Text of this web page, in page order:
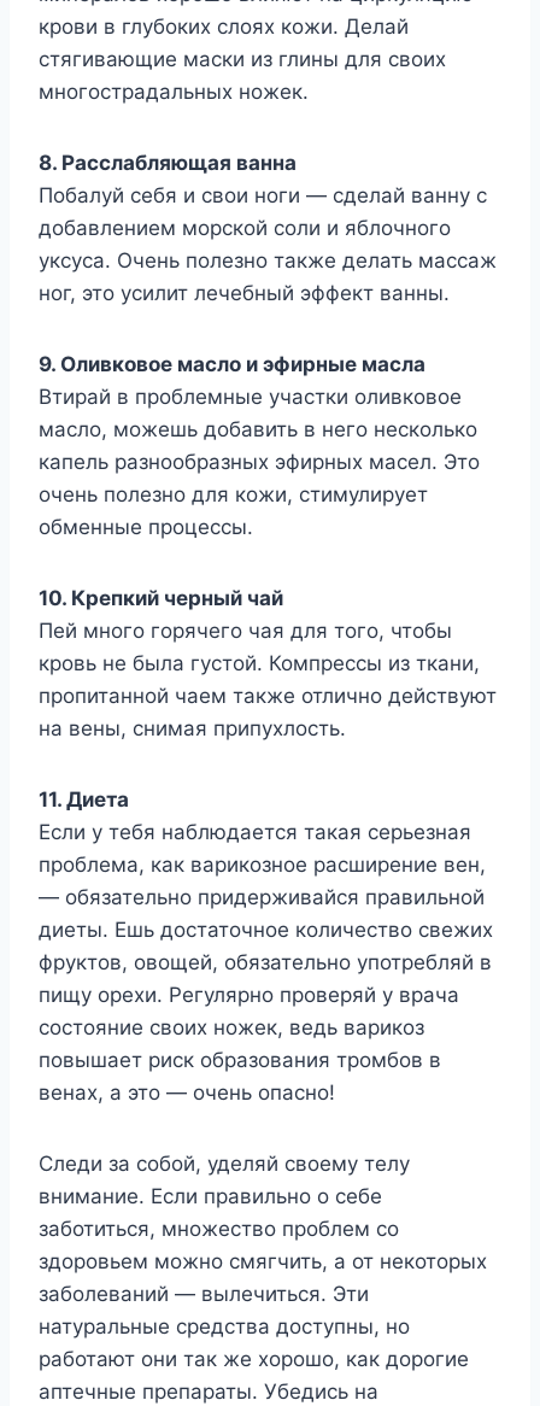
крови в глубоких слоях кожи. Делай
стягивающие маски из глины для своих
многострадальных ножек.
8. Расслабляющая ванна
Побалуй себя и свои ноги — сделай ванну с
добавлением морской соли и яблочного
уксуса. Очень полезно также делать массаж
ног, это усилит лечебный эффект ванны.
9. Оливковое масло и эфирные масла
Втирай в проблемные участки оливковое
масло, можешь добавить в него несколько
капель разнообразных эфирных масел. Это
очень полезно для кожи, стимулирует
обменные процессы.
10. Крепкий черный чай
Пей много горячего чая для того, чтобы
кровь не была густой. Компрессы из ткани,
пропитанной чаем также отлично действуют
на вены, снимая припухлость.
11. Диета
Если у тебя наблюдается такая серьезная
проблема, как варикозное расширение вен,
— обязательно придерживайся правильной
диеты. Ешь достаточное количество свежих
фруктов, овощей, обязательно употребляй в
пищу орехи. Регулярно проверяй у врача
состояние своих ножек, ведь варикоз
повышает риск образования тромбов в
венах, а это — очень опасно!
Следи за собой, уделяй своему телу
внимание. Если правильно о себе
заботиться, множество проблем со
здоровьем можно смягчить, а от некоторых
заболеваний — вылечиться. Эти
натуральные средства доступны, но
работают они так же хорошо, как дорогие
аптечные препараты. Убедись на